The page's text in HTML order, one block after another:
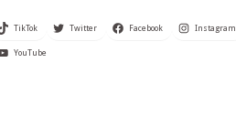
TikTok Twitter Facebook Instagram
YouTube